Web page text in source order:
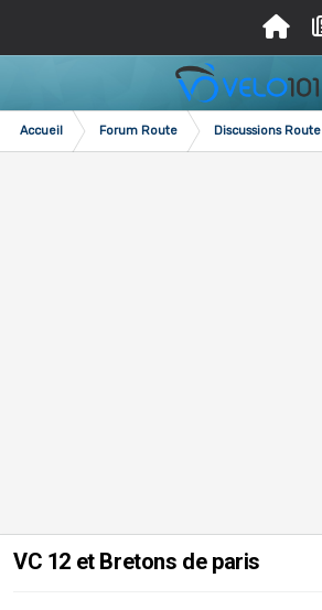
Accueil Forum Route Discussions Route
VC 12 et Bretons de paris